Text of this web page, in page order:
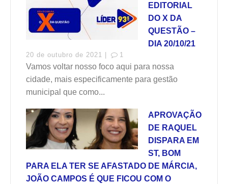
EDITORIAL
DO X DA
QUESTÃO –
DIA 20/10/21
20 de outubro de 2021 | 1
Vamos voltar nosso foco aqui para nossa
cidade, mais especificamente para gestão
municipal que como...
APROVAÇÃO
DE RAQUEL
DISPARA EM
ST, BOM
PARA ELA TER SE AFASTADO DE MÁRCIA,
JOÃO CAMPOS É QUE FICOU COM O